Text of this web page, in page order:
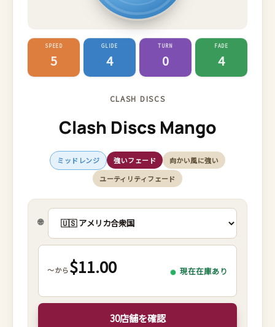
SPEED
5
GLIDE
4
TURN
0
FADE
4
CLASH DISCS
Clash Discs Mango
ミッドレンジ 強いフェード
向かい風に強い
ユーティリティフェード
🌐
～から$11.00 現在在庫あり
30店舗を確認